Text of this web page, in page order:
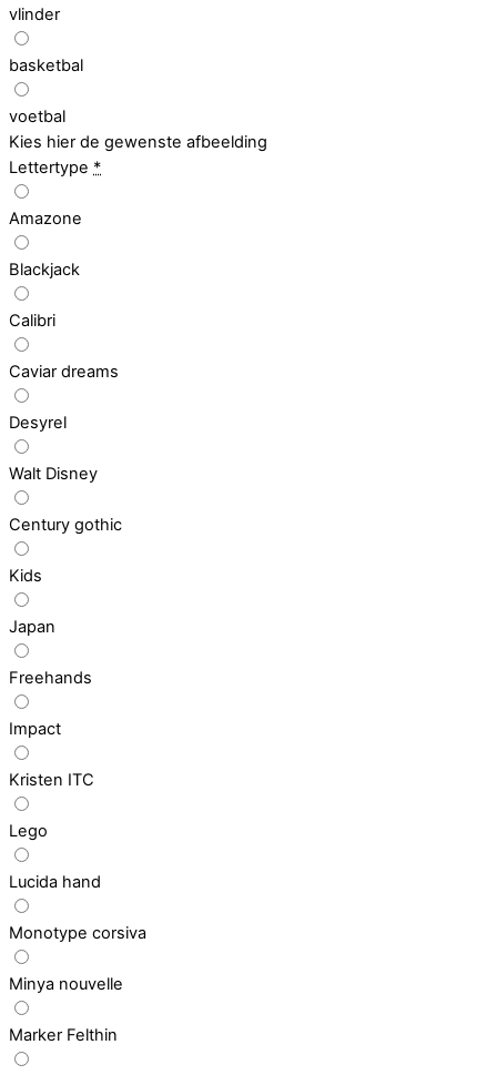
vlinder
basketbal
voetbal
Kies hier de gewenste afbeelding
Lettertype *
Amazone
Blackjack
Calibri
Caviar dreams
Desyrel
Walt Disney
Century gothic
Kids
Japan
Freehands
Impact
Kristen ITC
Lego
Lucida hand
Monotype corsiva
Minya nouvelle
Marker Felthin